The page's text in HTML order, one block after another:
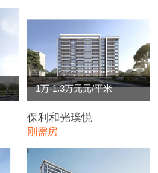
1万-1.3万元元/平米
保利和光璞悦
刚需房